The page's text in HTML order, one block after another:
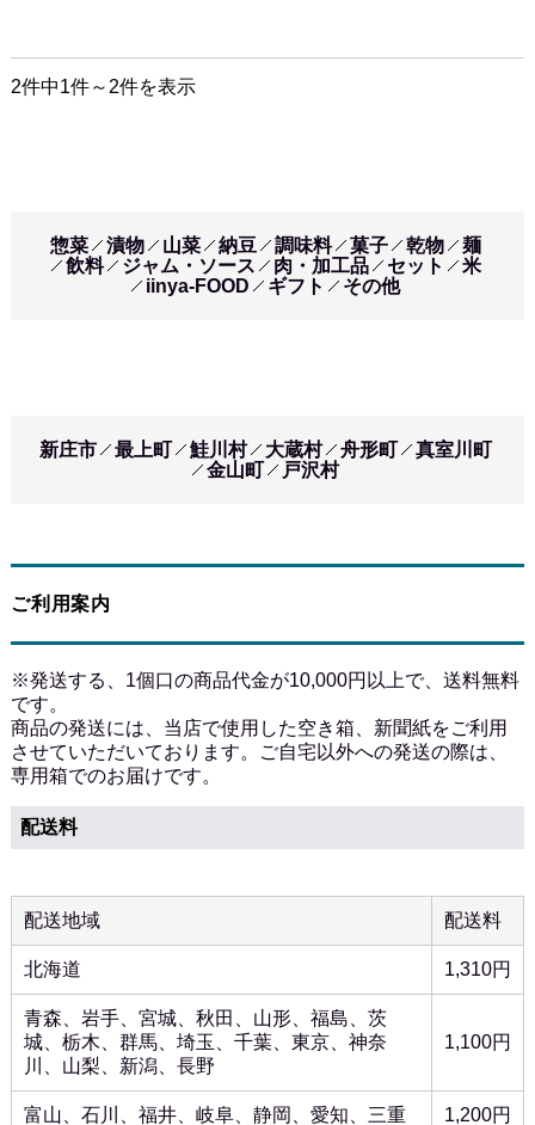
2件中1件～2件を表示
惣菜 漬物 山菜 納豆 調味料 菓子 乾物
麺
飲料
ジャム・ソース 肉・加工品 セット
米
iinya-FOOD
ギフト その他
新庄市 最上町 鮭川村 大蔵村 舟形町
真室川町
金山町
戸沢村
ご利用案内
※発送する、1個口の商品代金が10,000円以上で、送料無料
です。
商品の発送には、当店で使用した空き箱、新聞紙をご利用
させていただいております。ご自宅以外への発送の際は、
専用箱でのお届けです。
配送料
配送地域 配送料
北海道 1,310円
青森、岩手、宮城、秋田、山形、福島、茨
城、栃木、群馬、埼玉、千葉、東京、神奈
川、山梨、新潟、長野
1,100円
富山、石川、福井、岐阜、静岡、愛知、三重 1,200円